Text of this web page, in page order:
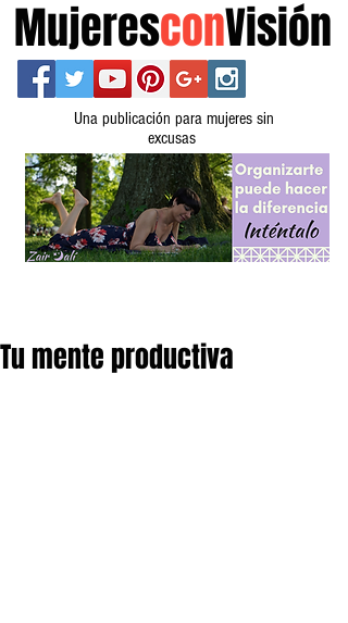
MujeresconVisión
Una publicación para mujeres sin
excusas
Tu mente productiva